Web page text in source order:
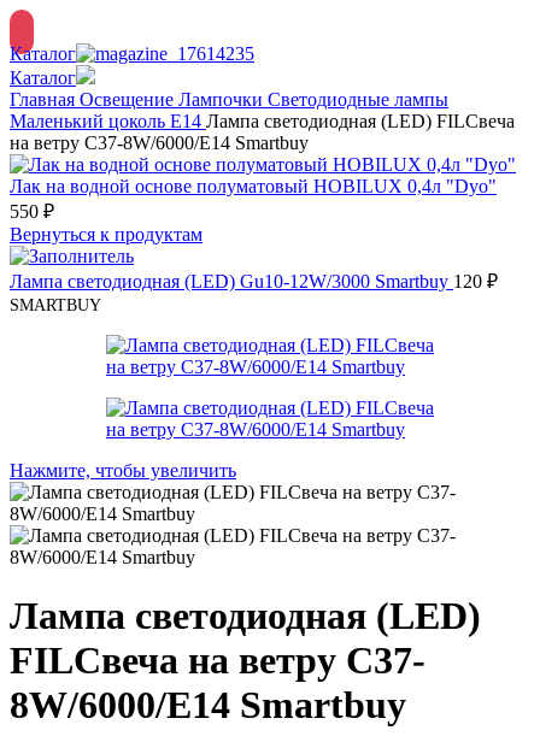
Каталог
Каталог
Главная Освещение Лампочки Светодиодные лампы
Маленький цоколь Е14 Лампа светодиодная (LED) FILСвеча
на ветру C37-8W/6000/E14 Smartbuy
Лак на водной основе полуматовый HOBILUX 0,4л "Dyo"
550 ₽
Вернуться к продуктам
Лампа светодиодная (LED) Gu10-12W/3000 Smartbuy 120 ₽
SMARTBUY
Нажмите, чтобы увеличить
Лампа светодиодная (LED)
FILСвеча на ветру C37-
8W/6000/E14 Smartbuy